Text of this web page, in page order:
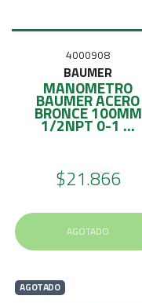
4000908
BAUMER
MANOMETRO
BAUMER ACERO
BRONCE 100MM
1/2NPT 0-1 ...
$21.866
AGOTADO
AGOTADO